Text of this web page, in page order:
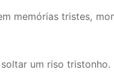
memórias tristes,
um riso tristonho.